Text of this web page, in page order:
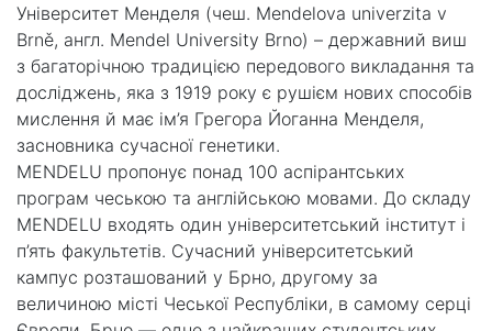
Університет Менделя (чеш. Mendelova univerzita v
Brně, англ. Mendel University Brno) – державний виш
з багаторічною традицією передового викладання та
досліджень, яка з 1919 року є рушієм нових способів
мислення й має ім’я Грегора Йоганна Менделя,
засновника сучасної генетики.
MENDELU пропонує понад 100 аспірантських
програм чеською та англійською мовами. До складу
MENDELU входять один університетський інститут і
п’ять факультетів. Сучасний університетський
кампус розташований у Брно, другому за
величиною місті Чеської Республіки, в самому серці